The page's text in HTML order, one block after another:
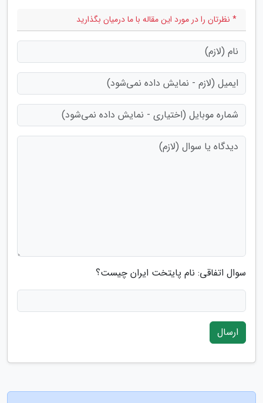
* نظرتان را در مورد این مقاله با ما درمیان بگذارید
سوال اتفاقی: نام پایتخت ایران چیست؟
ارسال